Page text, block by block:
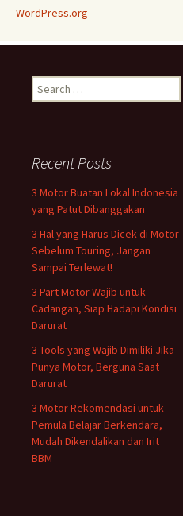
WordPress.org
Search
for:
Recent Posts
3 Motor Buatan Lokal Indonesia
yang Patut Dibanggakan
3 Hal yang Harus Dicek di Motor
Sebelum Touring, Jangan
Sampai Terlewat!
3 Part Motor Wajib untuk
Cadangan, Siap Hadapi Kondisi
Darurat
3 Tools yang Wajib Dimiliki Jika
Punya Motor, Berguna Saat
Darurat
3 Motor Rekomendasi untuk
Pemula Belajar Berkendara,
Mudah Dikendalikan dan Irit
BBM